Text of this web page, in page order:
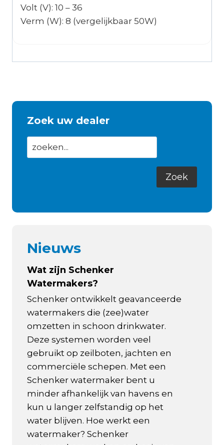
Volt (V): 10 – 36
Verm (W): 8 (vergelijkbaar 50W)
Zoek uw dealer
Nieuws
Wat zijn Schenker
Watermakers?
Schenker ontwikkelt geavanceerde
watermakers die (zee)water
omzetten in schoon drinkwater.
Deze systemen worden veel
gebruikt op zeilboten, jachten en
commerciële schepen. Met een
Schenker watermaker bent u
minder afhankelijk van havens en
kun u langer zelfstandig op het
water blijven. Hoe werkt een
watermaker? Schenker